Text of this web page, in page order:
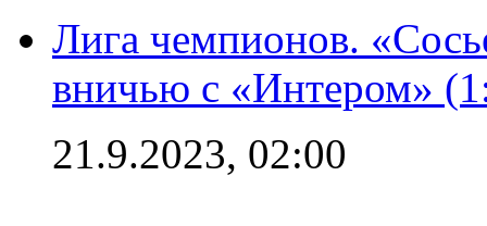
Лига чемпионов.
вничью с «Интером»
21.9.2023, 02:00